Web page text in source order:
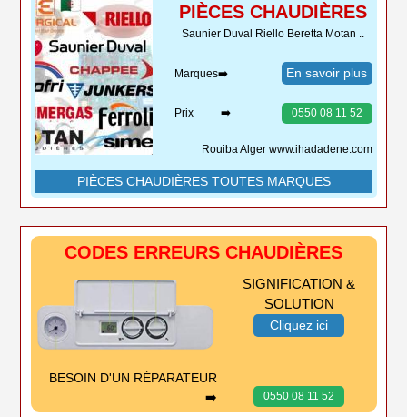
PIÈCES CHAUDIÈRES
Saunier Duval Riello Beretta Motan ..
Marques➡️ En savoir plus
Prix ➡️ 0550 08 11 52
Rouiba Alger www.ihadadene.com
PIÈCES CHAUDIÈRES TOUTES MARQUES
CODES ERREURS CHAUDIÈRES
SIGNIFICATION &
SOLUTION
Cliquez ici
0550 08 11 52
BESOIN D'UN RÉPARATEUR
➡️